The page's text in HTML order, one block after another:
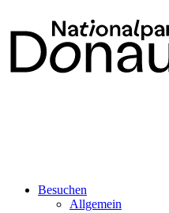
Besuchen
Allgemein